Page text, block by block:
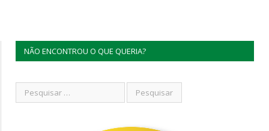
NÃO ENCONTROU O QUE QUERIA?